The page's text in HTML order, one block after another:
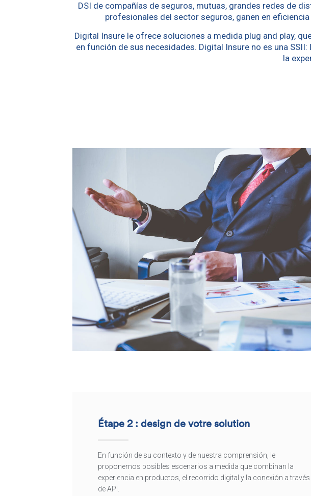
DSI de compañías de seguros, mutuas, grandes redes de
profesionales del sector seguros, ganen en
Digital Insure le ofrece soluciones a medida plug and play,
en función de sus necesidades. Digital Insure no es una
la
Étape 2 : design de votre solution
En función de su contexto y de nuestra comprensión, le
proponemos posibles escenarios a medida que combinan la
experiencia en productos, el recorrido digital y la conexión a través
de API.